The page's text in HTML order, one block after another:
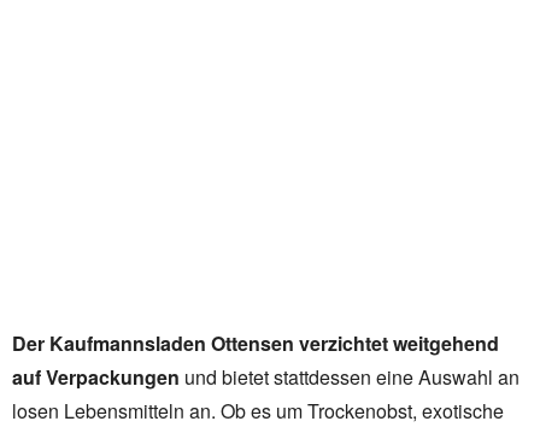
Der Kaufmannsladen Ottensen verzichtet weitgehend
auf Verpackungen und bietet stattdessen eine Auswahl an
losen Lebensmitteln an. Ob es um Trockenobst, exotische